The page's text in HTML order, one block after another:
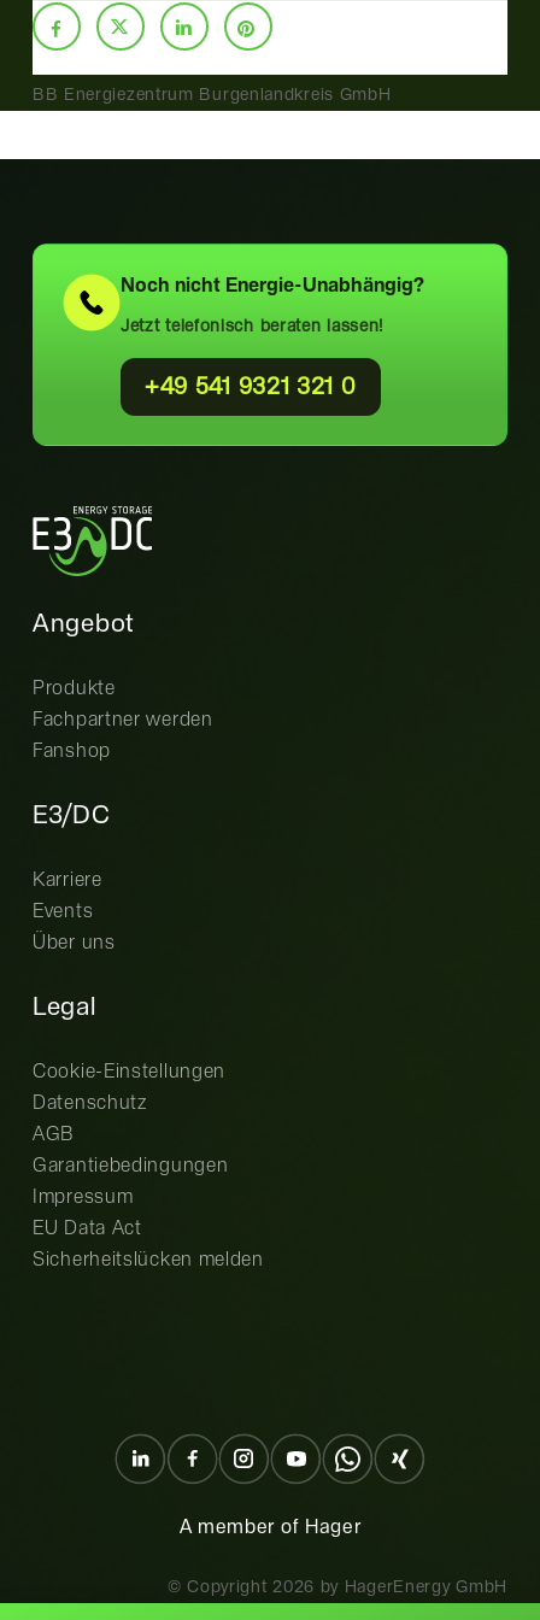
BB Energiezentrum Burgenlandkreis GmbH
Noch nicht Energie-Unabhängig?
Jetzt telefonisch beraten lassen!
+49 541 9321 321 0
Angebot
Produkte
Fachpartner werden
Fanshop
E3/DC
Karriere
Events
Über uns
Legal
Cookie-Einstellungen
Datenschutz
AGB
Garantiebedingungen
Impressum
EU Data Act
Sicherheitslücken melden
A member of Hager
© Copyright 2026 by HagerEnergy GmbH